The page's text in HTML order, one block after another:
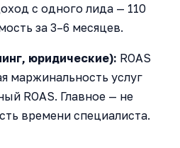
с одного лида — 110
за 3–6 месяцев.
юридические): ROAS
маржинальность услуг
ROAS. Главное — не
времени специалиста.